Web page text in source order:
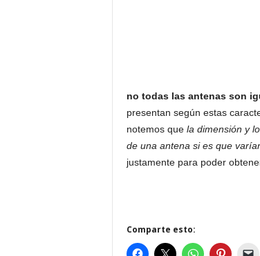
no todas las antenas son
presentan según estas
notemos que la dimensión y
de una antena si es que
justamente para poder
Comparte esto: